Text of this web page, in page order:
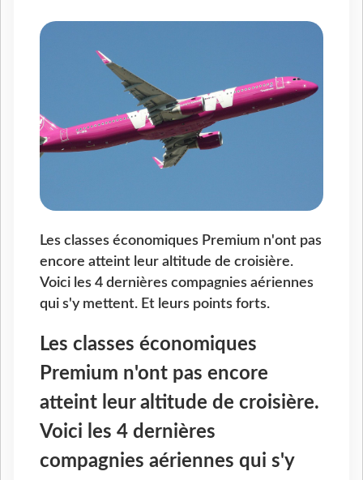
Les classes économiques Premium n'ont pas
encore atteint leur altitude de croisière.
Voici les 4 dernières compagnies aériennes
qui s'y mettent. Et leurs points forts.
Les classes économiques
Premium n'ont pas encore
atteint leur altitude de croisière.
Voici les 4 dernières
compagnies aériennes qui s'y